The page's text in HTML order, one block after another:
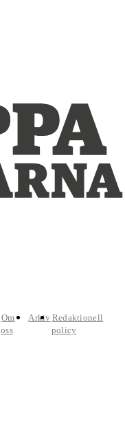
Om
oss
Arkiv Redaktionell
policy